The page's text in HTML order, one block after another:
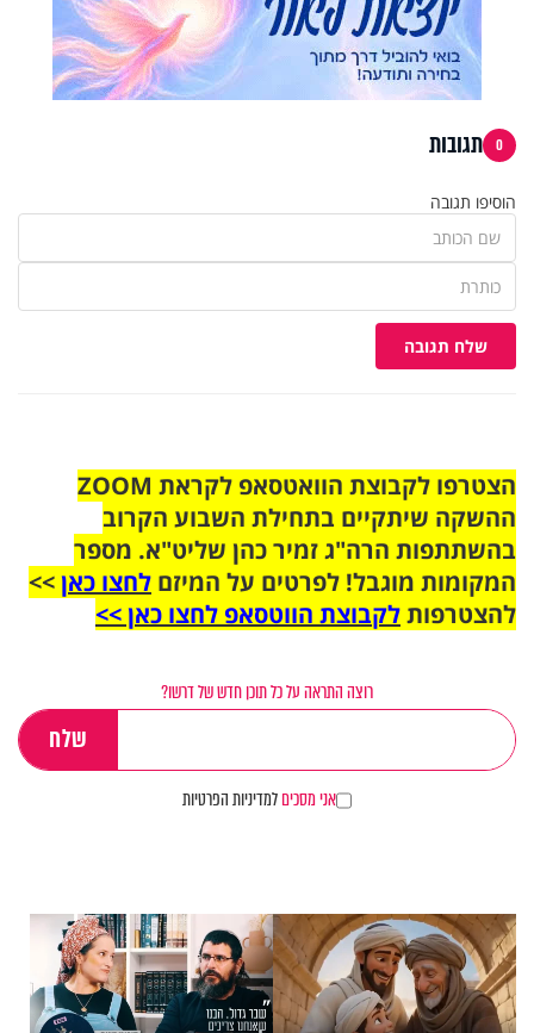
0 תגובות
הוסיפו תגובה
שלח תגובה
הצטרפו לקבוצת הוואטסאפ לקראת ZOOM
ההשקה שיתקיים בתחילת השבוע הקרוב
בהשתתפות הרה"ג זמיר כהן שליט"א. מספר
המקומות מוגבל! לפרטים על המיזם לחצו כאן>>
להצטרפותלקבוצת הווטסאפ לחצו כאן >>
רוצה התראה על כל תוכן חדש של דרשו?
אני מסכיםלמדיניות הפרטיות